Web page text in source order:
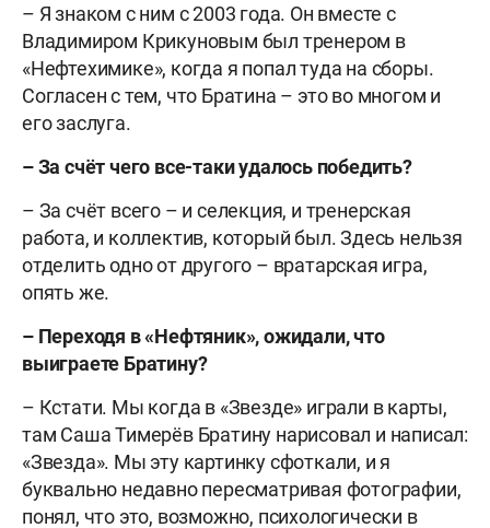
– Я знаком с ним с 2003 года. Он вместе с
Владимиром Крикуновым был тренером в
«Нефтехимике», когда я попал туда на сборы.
Согласен с тем, что Братина – это во многом и
его заслуга.
– За счёт чего все-таки удалось победить?
– За счёт всего – и селекция, и тренерская
работа, и коллектив, который был. Здесь нельзя
отделить одно от другого – вратарская игра,
опять же.
– Переходя в «Нефтяник», ожидали, что
выиграете Братину?
– Кстати. Мы когда в «Звезде» играли в карты,
там Саша Тимерёв Братину нарисовал и написал:
«Звезда». Мы эту картинку сфоткали, и я
буквально недавно пересматривая фотографии,
понял, что это, возможно, психологически в